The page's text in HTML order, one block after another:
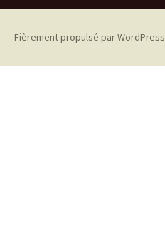
Fièrement propulsé par WordPress